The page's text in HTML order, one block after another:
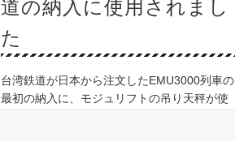
道の納入に使用されまし
た
台湾鉄道が日本から注文したEMU3000列車の
最初の納入に、モジュリフトの吊り天秤が使